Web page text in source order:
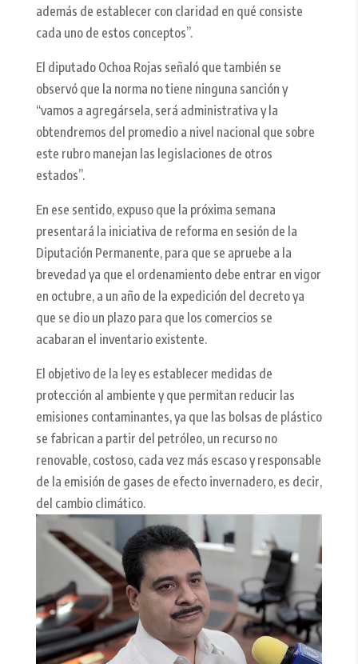
además de establecer con claridad en qué consiste
cada uno de estos conceptos”.
El diputado Ochoa Rojas señaló que también se
observó que la norma no tiene ninguna sanción y
“vamos a agregársela, será administrativa y la
obtendremos del promedio a nivel nacional que sobre
este rubro manejan las legislaciones de otros
estados”.
En ese sentido, expuso que la próxima semana
presentará la iniciativa de reforma en sesión de la
Diputación Permanente, para que se apruebe a la
brevedad ya que el ordenamiento debe entrar en vigor
en octubre, a un año de la expedición del decreto ya
que se dio un plazo para que los comercios se
acabaran el inventario existente.
El objetivo de la ley es establecer medidas de
protección al ambiente y que permitan reducir las
emisiones contaminantes, ya que las bolsas de plástico
se fabrican a partir del petróleo, un recurso no
renovable, costoso, cada vez más escaso y responsable
de la emisión de gases de efecto invernadero, es decir,
del cambio climático.